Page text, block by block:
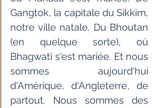
Gangtok, la capitale du Sikkim,
notre ville natale. Du Bhoutan
(en quelque sorte), où
Bhagwati s'est mariée. Et nous
sommes aujourd'hui
d'Amérique, d'Angleterre, de
partout. Nous sommes des